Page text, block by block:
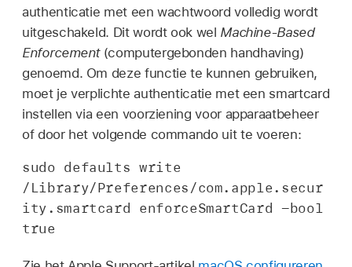
authenticatie met een wachtwoord volledig wordt
uitgeschakeld. Dit wordt ook wel Machine-Based
Enforcement(computergebonden handhaving)
genoemd. Om deze functie te kunnen gebruiken,
moet je verplichte authenticatie met een smartcard
instellen via een voorziening voor apparaatbeheer
of door het volgende commando uit te voeren:
sudo defaults write
/Library/Preferences/com.apple.secur
ity.smartcard enforceSmartCard -bool
true